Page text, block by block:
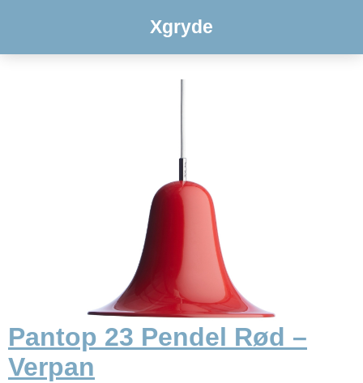
Xgryde
Pantop 23 Pendel Rød –
Verpan